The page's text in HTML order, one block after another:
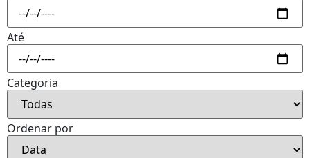
Até
Categoria
Ordenar por